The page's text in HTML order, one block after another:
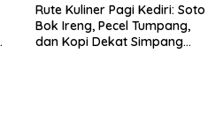
Rute Kuliner Pagi Kediri: Soto
Bok Ireng, Pecel Tumpang,
dan Kopi Dekat Simpang